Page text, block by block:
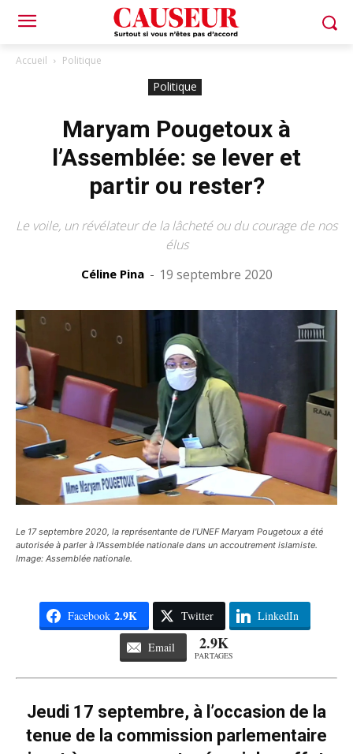
Accueil Politique
Politique
Maryam Pougetoux à
l’Assemblée: se lever et
partir ou rester?
Le voile, un révélateur de la lâcheté ou du courage de nos
élus
Céline Pina - 19 septembre 2020
Le 17 septembre 2020, la représentante de l'UNEF Maryam Pougetoux a été
autorisée à parler à l'Assemblée nationale dans un accoutrement islamiste.
Image: Assemblée nationale.
Facebook 2.9K Twitter LinkedIn
Email 2.9K
PARTAGES
Jeudi 17 septembre, à l’occasion de la
tenue de la commission parlementaire